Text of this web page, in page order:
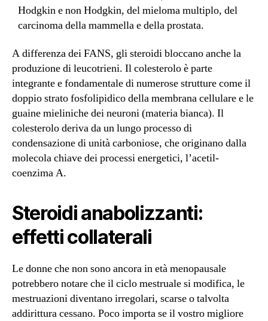
Hodgkin e non Hodgkin, del mieloma multiplo, del
carcinoma della mammella e della prostata.
A differenza dei FANS, gli steroidi bloccano anche la
produzione di leucotrieni. Il colesterolo è parte
integrante e fondamentale di numerose strutture come il
doppio strato fosfolipidico della membrana cellulare e le
guaine mieliniche dei neuroni (materia bianca). Il
colesterolo deriva da un lungo processo di
condensazione di unità carboniose, che originano dalla
molecola chiave dei processi energetici, l’acetil-
coenzima A.
Steroidi anabolizzanti:
effetti collaterali
Le donne che non sono ancora in età menopausale
potrebbero notare che il ciclo mestruale si modifica, le
mestruazioni diventano irregolari, scarse o talvolta
addirittura cessano. Poco importa se il vostro migliore